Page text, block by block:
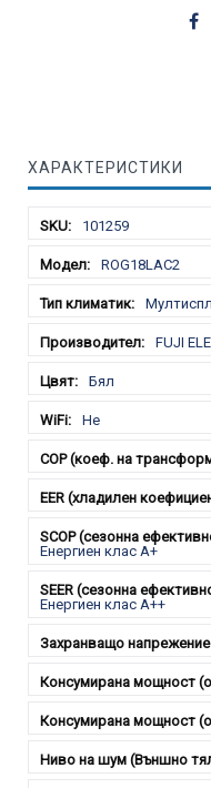
ХАРАКТЕРИСТИКИ
101259
ROG18LAC2
FUJI
Бял
Не
Енергиен клас А+
Енергиен клас А++